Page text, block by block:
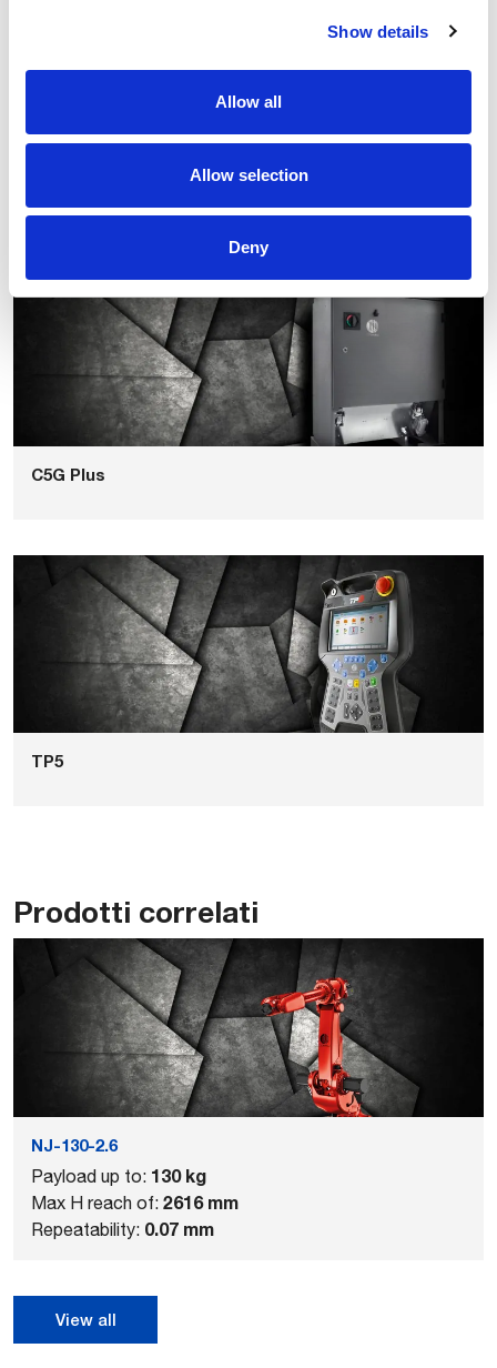
Show details
Allow all
Allow selection
Deny
Processi di lavorazione
Pallettizzazione
Funziona con
C5G Plus
TP5
Prodotti correlati
NJ-130-2.6
Payload up to: 130 kg
Max H reach of: 2616 mm
Repeatability: 0.07 mm
View all